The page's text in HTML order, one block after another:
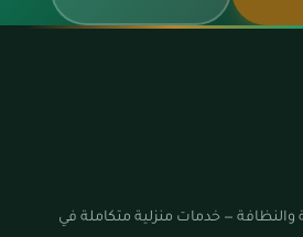
— خدمات منزلية متكاملة في